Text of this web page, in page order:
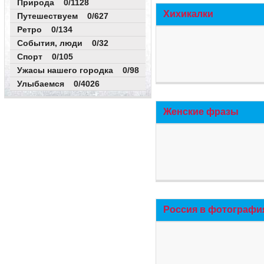
Природа 0/1128
Путешествуем 0/627
Ретро 0/134
События, люди 0/32
Спорт 0/105
Ужасы нашего городка 0/98
Улыбаемся 0/4026
Хихикалки
Женские фразы
Россия в